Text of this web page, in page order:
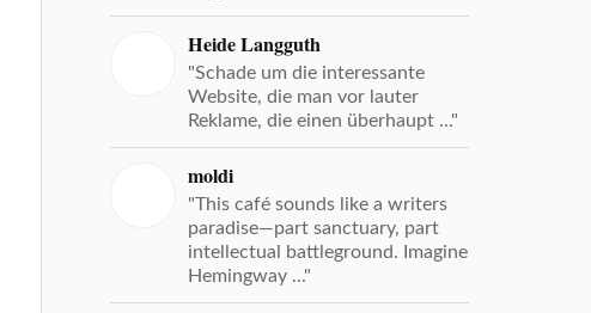
Heide Langguth
"Schade um die interessante
Website, die man vor lauter
Reklame, die einen überhaupt ..."
moldi
"This café sounds like a writers
paradise—part sanctuary, part
intellectual battleground. Imagine
Hemingway ..."